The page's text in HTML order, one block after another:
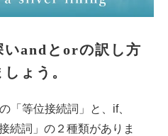
いandとorの訳し方
ょう。
「等位接続詞」と、if、
続詞」の２種類がありま